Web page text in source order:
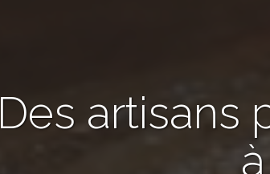
Des artisans